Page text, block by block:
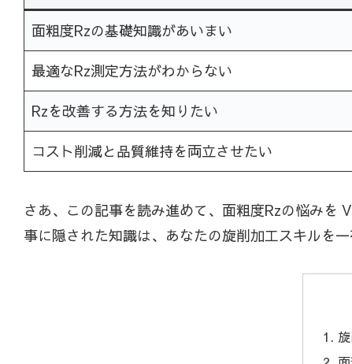
面粗度Rzの基礎知識があいまい
最適なRz測定方法がわからない
Rzを改善する方法を知りたい
コスト削減と品質維持を両立させたい
さあ、この記事を読み進めて、面粗度Rzの悩み
事に隠された知識は、あなたの旋削加工スキルを